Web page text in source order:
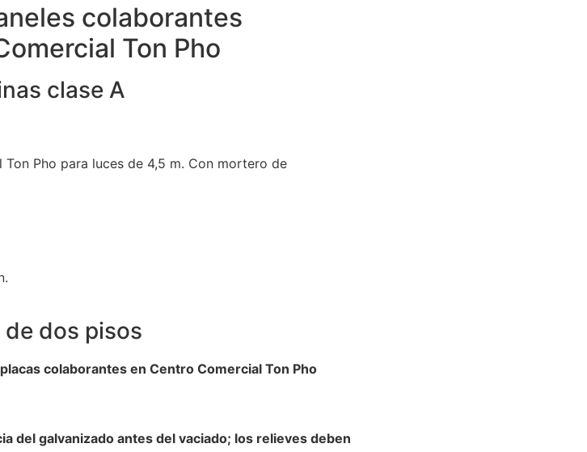
colaborantes
Ton Pho
clase A
Pho para luces de 4,5 m. Con mortero de
dos pisos
placas colaborantes en Centro Comercial Ton Pho
del galvanizado antes del vaciado; los relieves deben